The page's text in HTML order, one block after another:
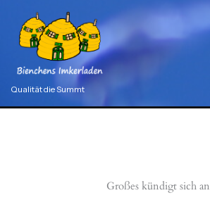
Inhalt
springen
Qualität die Summt
Großes kündigt sich an